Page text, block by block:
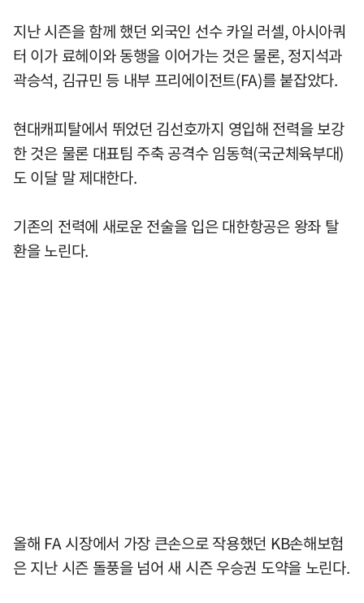
지난 시즌을 함께 했던 외국인 선수 카일 러셀, 아시아쿼
터 이가 료헤이와 동행을 이어가는 것은 물론, 정지석과
곽승석, 김규민 등 내부 프리에이전트(FA)를 붙잡았다.
현대캐피탈에서 뛰었던 김선호까지 영입해 전력을 보강
한 것은 물론 대표팀 주축 공격수 임동혁(국군체육부대)
도 이달 말 제대한다.
기존의 전력에 새로운 전술을 입은 대한항공은 왕좌 탈
환을 노린다.
올해 FA 시장에서 가장 큰손으로 작용했던 KB손해보험
은 지난 시즌 돌풍을 넘어 새 시즌 우승권 도약을 노린다.